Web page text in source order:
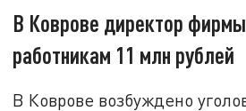
В Коврове директор
работникам 11 млн рублей
В Коврове возбуждено